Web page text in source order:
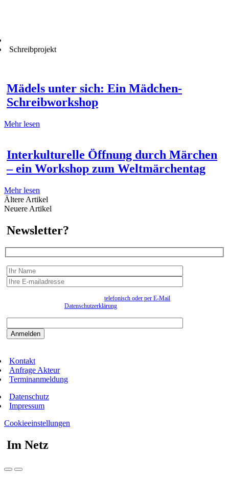
Schreibprojekt
Mädels unter sich: Ein Mädchen-
Schreibworkshop
Mehr lesen
Interkulturelle Öffnung durch Märchen
– ein Workshop zum Weltmärchentag
Mehr lesen
Ältere Artikel
Neuere Artikel
Newsletter?
telefonisch oder per E-Mail
Datenschutzerklärung
Kontakt
Anfrage Akteur
Terminanmeldung
Datenschutz
Impressum
Cookieeinstellungen
Im Netz